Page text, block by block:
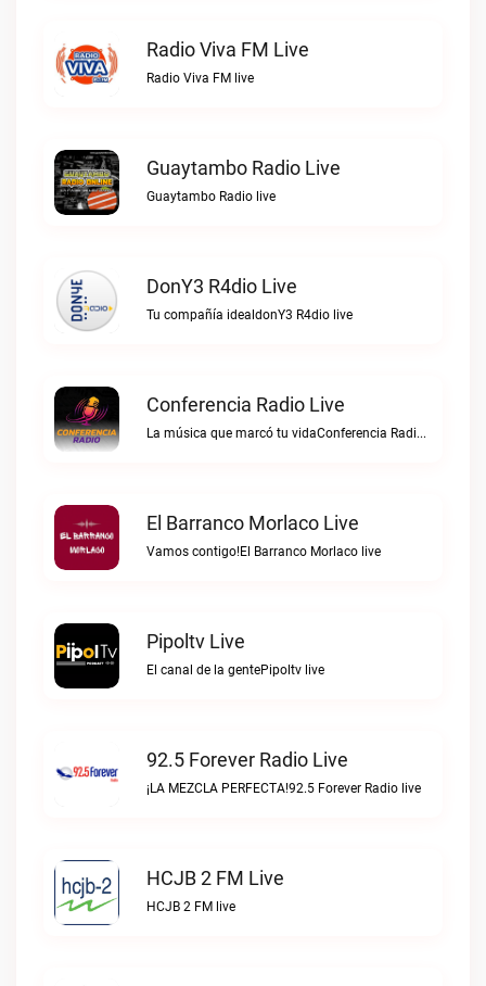
Radio Viva FM Live
Radio Viva FM live
Guaytambo Radio Live
Guaytambo Radio live
DonY3 R4dio Live
Tu compañía idealdonY3 R4dio live
Conferencia Radio Live
La música que marcó tu vidaConferencia Radio live
El Barranco Morlaco Live
Vamos contigo!El Barranco Morlaco live
Pipoltv Live
El canal de la gentePipoltv live
92.5 Forever Radio Live
¡LA MEZCLA PERFECTA!92.5 Forever Radio live
HCJB 2 FM Live
HCJB 2 FM live